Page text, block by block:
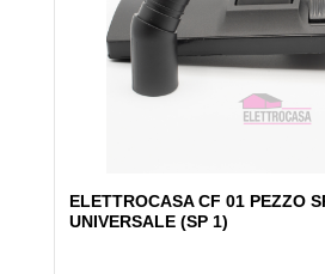
ELETTROCASA CF 01 PEZZO
UNIVERSALE (SP 1)